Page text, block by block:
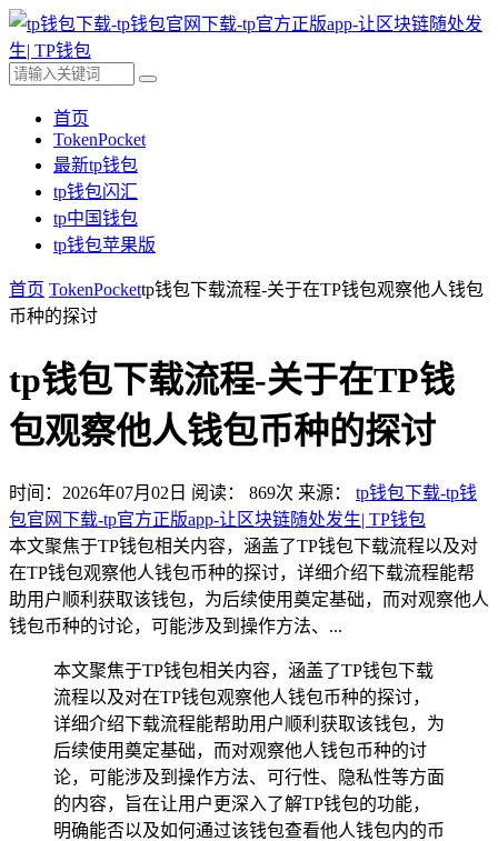
首页
TokenPocket
最新tp钱包
tp钱包闪汇
tp中国钱包
tp钱包苹果版
首页 TokenPockettp钱包下载流程-关于在TP钱包观察他人钱包
币种的探讨
tp钱包下载流程-关于在TP钱
包观察他人钱包币种的探讨
时间：2026年07月02日 阅读： 869次 来源： tp钱包下载-tp钱
包官网下载-tp官方正版app-让区块链随处发生| TP钱包
本文聚焦于TP钱包相关内容，涵盖了TP钱包下载流程以及对
在TP钱包观察他人钱包币种的探讨，详细介绍下载流程能帮
助用户顺利获取该钱包，为后续使用奠定基础，而对观察他人
钱包币种的讨论，可能涉及到操作方法、...
本文聚焦于TP钱包相关内容，涵盖了TP钱包下载
流程以及对在TP钱包观察他人钱包币种的探讨，
详细介绍下载流程能帮助用户顺利获取该钱包，为
后续使用奠定基础，而对观察他人钱包币种的讨
论，可能涉及到操作方法、可行性、隐私性等方面
的内容，旨在让用户更深入了解TP钱包的功能，
明确能否以及如何通过该钱包查看他人钱包内的币